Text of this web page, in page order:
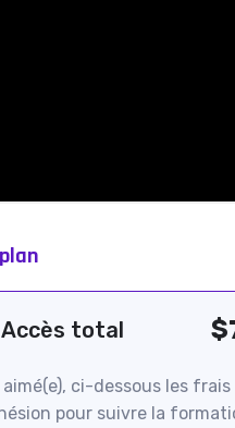
Accès total
aimé(e), ci-dessous les frais
pour suivre la